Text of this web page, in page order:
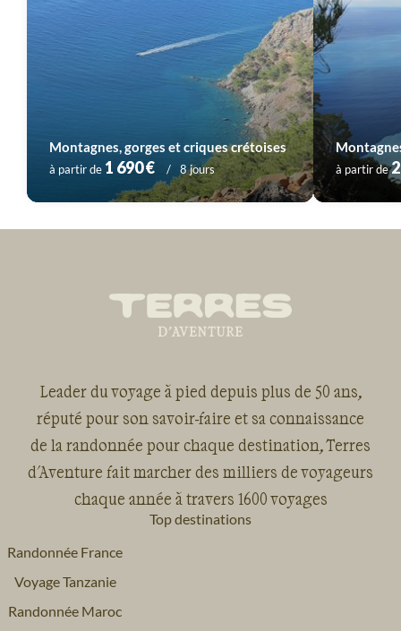
Montagnes, gorges et criques crétoises
à partir de 1 690 € 8 jours à partir de
Leader du voyage à pied depuis plus de 50 ans,
réputé pour son savoir-faire et sa connaissance
de la randonnée pour chaque destination, Terres
d'Aventure fait marcher des milliers de voyageurs
chaque année à travers 1600 voyages
Top destinations
Randonnée France
Voyage Tanzanie
Randonnée Maroc